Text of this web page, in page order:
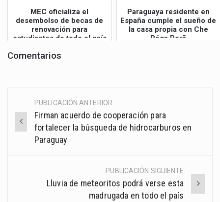
MEC oficializa el
desembolso de becas de
renovación para
estudiantes de todo el país
Paraguaya residente en
España cumple el sueño de
la casa propia con Che
Róga Porã
Comentarios
Post
navigation
PUBLICACIÓN ANTERIOR
Firman acuerdo de cooperación para
fortalecer la búsqueda de hidrocarburos en
Paraguay
PUBLICACIÓN SIGUIENTE
Lluvia de meteoritos podrá verse esta
madrugada en todo el país